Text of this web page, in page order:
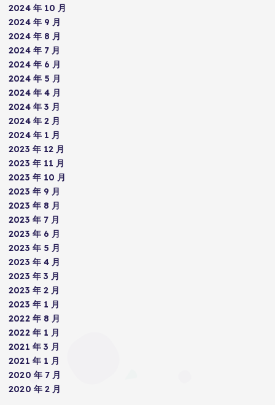
2024 年 10 月
2024 年 9 月
2024 年 8 月
2024 年 7 月
2024 年 6 月
2024 年 5 月
2024 年 4 月
2024 年 3 月
2024 年 2 月
2024 年 1 月
2023 年 12 月
2023 年 11 月
2023 年 10 月
2023 年 9 月
2023 年 8 月
2023 年 7 月
2023 年 6 月
2023 年 5 月
2023 年 4 月
2023 年 3 月
2023 年 2 月
2023 年 1 月
2022 年 8 月
2022 年 1 月
2021 年 3 月
2021 年 1 月
2020 年 7 月
2020 年 2 月